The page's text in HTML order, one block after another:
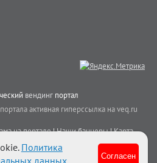
вендинг портал
активная гиперссылка на veq.ru
на портале|Наши баннеры|Карта
Политика
данных. Согласен